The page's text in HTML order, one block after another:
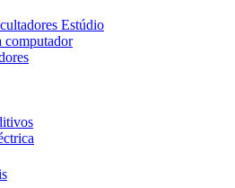
Estúdio
computador